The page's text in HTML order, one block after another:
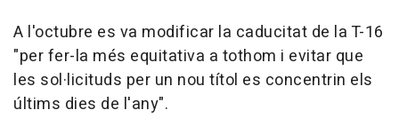
A l'octubre es va modificar la caducitat de la T-16
"per fer-la més equitativa a tothom i evitar que
les sol·licituds per un nou títol es concentrin els
últims dies de l'any".